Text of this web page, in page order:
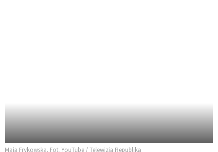
Maja Frykowska. Fot. YouTube / Telewizja Republika